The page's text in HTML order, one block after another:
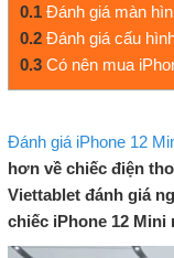
0.1 Đánh giá màn
0.2 Đánh giá cấu
0.3 Có nên mua
Đánh giá iPhone 12
hơn về chiếc điện
Viettablet đánh giá
chiếc iPhone 12 Mini